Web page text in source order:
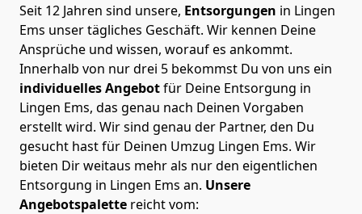
Seit 12 Jahren sind unsere, Entsorgungen in Lingen
Ems unser tägliches Geschäft. Wir kennen Deine
Ansprüche und wissen, worauf es ankommt.
Innerhalb von nur drei 5 bekommst Du von uns ein
individuellesAngebotfür Deine Entsorgung in
Lingen Ems, das genau nach Deinen Vorgaben
erstellt wird. Wir sind genau der Partner, den Du
gesucht hast für Deinen Umzug Lingen Ems. Wir
bieten Dir weitaus mehr als nur den eigentlichen
Entsorgung in Lingen Ems an. Unsere
Angebotspalette reicht vom: